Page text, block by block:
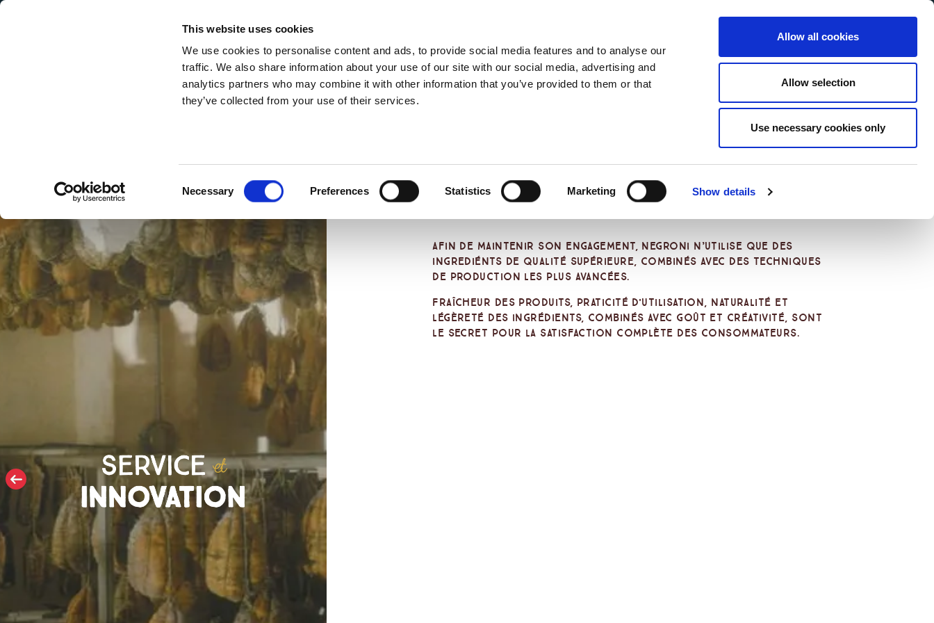
This website uses cookies
We use cookies to personalise content and ads, to provide social media features and to analyse our
traffic. We also share information about your use of our site with our social media, advertising and
analytics partners who may combine it with other information that you’ve provided to them or that
they’ve collected from your use of their services.
Necessary Preferences Statistics Marketing Show details
Allow all cookies
Allow selection
Use necessary cookies only
Select your language
French
Service Menu
INNOVATION
Afin de maintenir son engagement, Negroni n’utilise que des
ingrediénts de qualité supérieure, combinés avec des techniques
de production les plus avancées.
Fraîcheur des produits, praticité d'utilisation, naturalité et
légèreté des ingrédients, combinés avec goût et créativité, sont
le secret pour la satisfaction complète des consommateurs.